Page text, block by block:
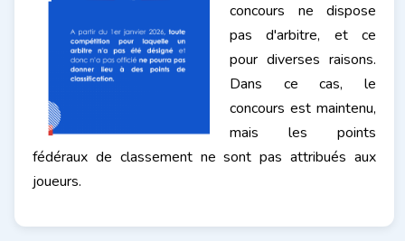
concours ne dispose
pas d'arbitre, et ce
pour diverses raisons.
Dans ce cas, le
concours est maintenu,
mais les points
fédéraux de classement ne sont pas attribués aux
joueurs.